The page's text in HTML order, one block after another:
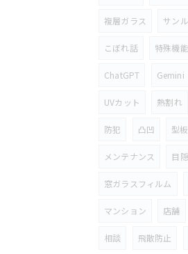
複層ガラス サン
こぼれ話 特殊機能
ChatGPT Gemini
UVカット 熱割れ
防犯 凸凹 型板
メンテナンス 目
窓ガラスフィルム
マンション 店舗
相談 飛散防止